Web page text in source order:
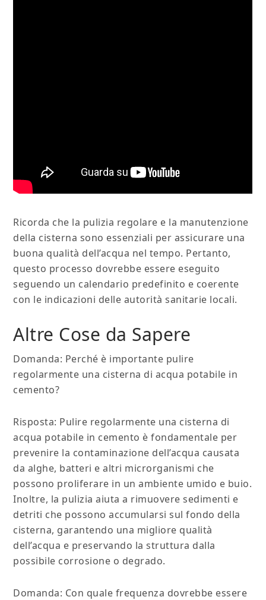
Ricorda che la pulizia regolare e la manutenzione
della cisterna sono essenziali per assicurare una
buona qualità dell’acqua nel tempo. Pertanto,
questo processo dovrebbe essere eseguito
seguendo un calendario predefinito e coerente
con le indicazioni delle autorità sanitarie locali.
Altre Cose da Sapere
Domanda: Perché è importante pulire
regolarmente una cisterna di acqua potabile in
cemento?
Risposta: Pulire regolarmente una cisterna di
acqua potabile in cemento è fondamentale per
prevenire la contaminazione dell’acqua causata
da alghe, batteri e altri microrganismi che
possono proliferare in un ambiente umido e buio.
Inoltre, la pulizia aiuta a rimuovere sedimenti e
detriti che possono accumularsi sul fondo della
cisterna, garantendo una migliore qualità
dell’acqua e preservando la struttura dalla
possibile corrosione o degrado.
Domanda: Con quale frequenza dovrebbe essere